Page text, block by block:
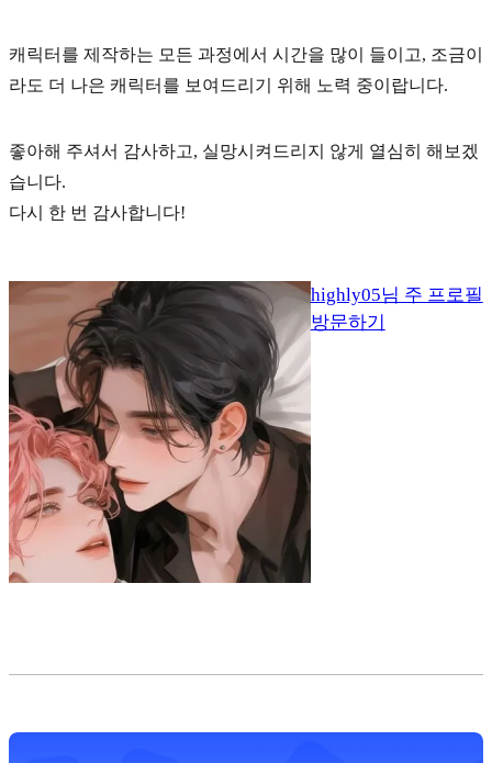
캐릭터를 제작하는 모든 과정에서 시간을 많이 들이고, 조금이
라도 더 나은 캐릭터를 보여드리기 위해 노력 중이랍니다.
좋아해 주셔서 감사하고, 실망시켜드리지 않게 열심히 해보겠
습니다.
다시 한 번 감사합니다!
highly05님 주 프로필
방문하기